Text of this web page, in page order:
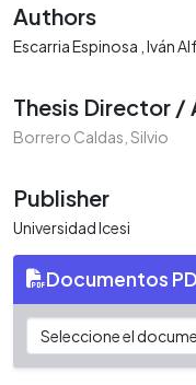
Authors
Escarria Espinosa , Iván
Thesis Director /
Borrero Caldas, Silvio
Publisher
Universidad Icesi
Documentos